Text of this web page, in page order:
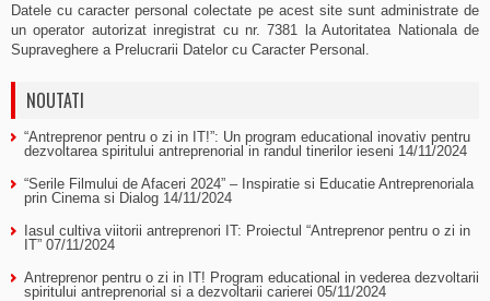
Datele cu caracter personal colectate pe acest site sunt administrate de
un operator autorizat inregistrat cu nr. 7381 la Autoritatea Nationala de
Supraveghere a Prelucrarii Datelor cu Caracter Personal.
NOUTATI
“Antreprenor pentru o zi in IT!”: Un program educational inovativ pentru
dezvoltarea spiritului antreprenorial in randul tinerilor ieseni 14/11/2024
“Serile Filmului de Afaceri 2024” – Inspiratie si Educatie Antreprenoriala
prin Cinema si Dialog 14/11/2024
Iasul cultiva viitorii antreprenori IT: Proiectul “Antreprenor pentru o zi in
IT” 07/11/2024
Antreprenor pentru o zi in IT! Program educational in vederea dezvoltarii
spiritului antreprenorial si a dezvoltarii carierei 05/11/2024